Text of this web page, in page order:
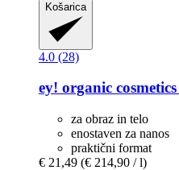
Košarica
4.0 (28)
ey! organic cosmetics
za obraz in telo
enostaven za nanos
praktični format
€ 21,49 (€ 214,90 / l)